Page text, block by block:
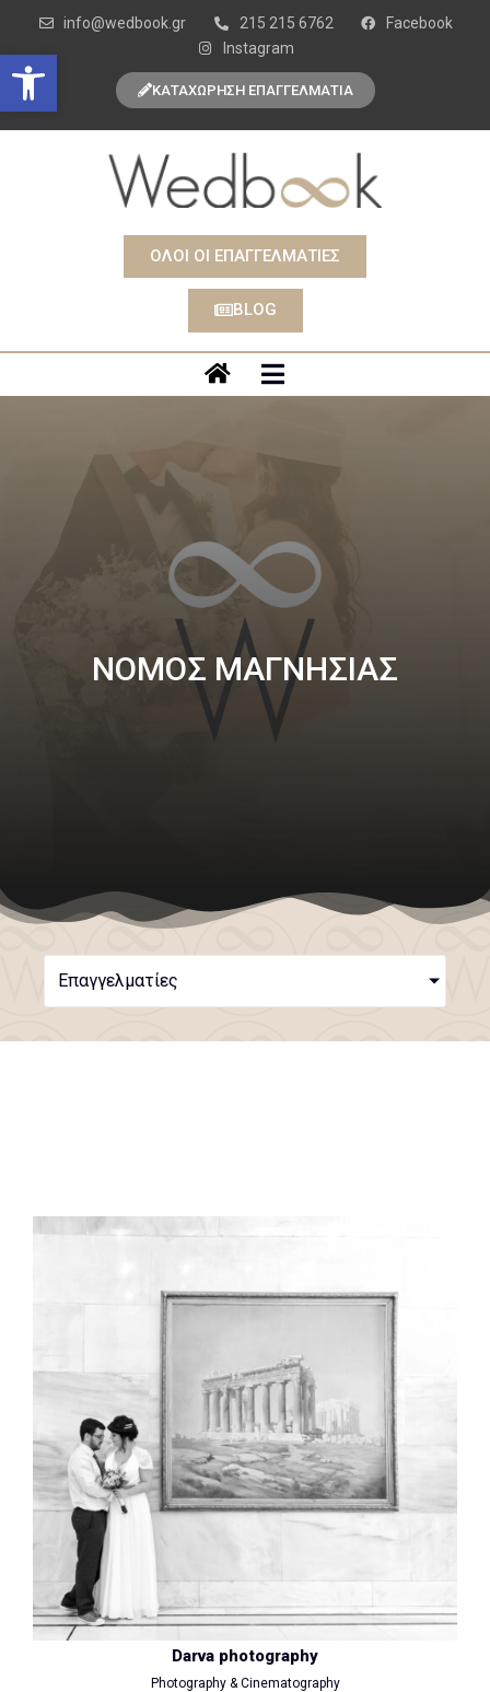
Open toolbar
info@wedbook.gr 215 215 6762
Facebook
Instagram
ΚΑΤΑΧΩΡΗΣΗ ΕΠΑΓΓΕΛΜΑΤΙΑ
ΟΛΟΙ ΟΙ ΕΠΑΓΓΕΛΜΑΤΙΕΣ
BLOG
ΝΟΜΟΣ ΜΑΓΝΗΣΙΑΣ
Επαγγελματίες
Darva photography
Photography & Cinematography